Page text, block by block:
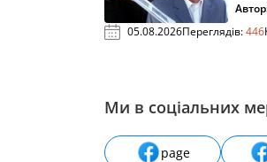
05.08.2026Переглядів:446
Ми в соціальних
page